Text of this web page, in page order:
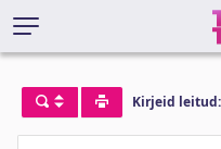
Kirjeid